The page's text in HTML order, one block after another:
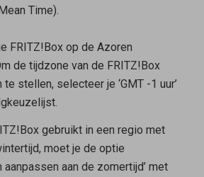
Time).
FRITZ!Box op de Azoren
de tijdzone van de FRITZ!Box
te stellen, selecteer je ‘GMT -1 uur’
gebruikt in een regio met
moet je de optie
aanpassen aan de zomertijd’ met